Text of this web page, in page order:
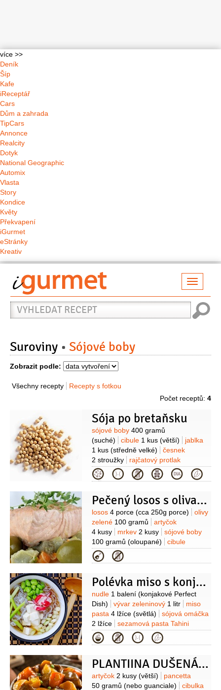
více >>
Deník
Šíp
Kafe
iReceptář
Cars
Dům a zahrada
TipCars
Annonce
Realcity
Dotyk
National Geographic
Automix
Vlasta
Story
Kondice
Květy
Překvapení
iGurmet
eStránky
Kreativ
Vyhledat
recept
Suroviny Sójové boby
Zobrazit podle:
Všechny recepty
Recepty s fotkou
Počet receptů: 4
Sója po bretaňsku
Suroviny
sójové boby 400 gramů
(suché)
cibule 1 kus (větší)
jablka
1 kus (středně velké)
česnek
2 stroužky
rajčatový protlak
2 lžíce
olej slunečnicový
2 lžíce
paprika sladká1 lžička
Kategorie
Pečený losos s olivami a zeleninou
Suroviny
losos 4 porce (cca 250g porce)
olivy
zelené 100 gramů
artyčok
4 kusy
mrkev 2 kusy
sójové boby
100 gramů (oloupané)
cibule
1 kus
vermut
300 mililitrů
tymián
Kategorie
Polévka miso s konjakovými nudlemi, tofu a sójovými boby edamame
Suroviny
nudle 1 balení (konjakové Perfect
Dish)
vývar zeleninový 1 litr
miso
pasta 4 lžíce (světlá)
sójová omáčka
2 lžíce
sezamová pasta Tahini
2 lžíce
zázvor1 plátek
široký)
cibulka jarní1 svazek
sójové
čerstvé)
tofu1 balíček
Kategorie
PLANTIINA DUŠENÁ JARNÍ ZELENINA
Suroviny
artyčok 2 kusy (větší)
pancetta
50 gramů (nebo guanciale)
cibulka